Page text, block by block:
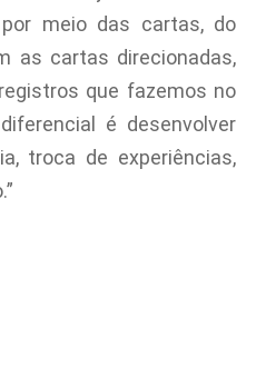
por meio das cartas, do
as cartas direcionadas,
que fazemos no
é desenvolver
troca de experiências,